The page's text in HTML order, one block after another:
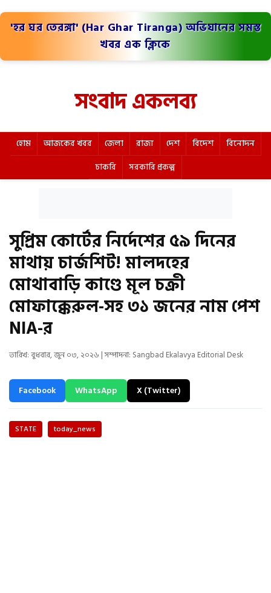
'হর ঘর তেরঙ্গা' (Har Ghar Tiranga) অভিযানের সমস্ত
খবর এক ক্লিকে
সংবাদ একলব্য
হোম আজকের খবর জেলা রাজ্য দেশ বিদেশ
বিনোদন
চাকরি
সরকারি প্রকল্প
সুপ্রিম কোর্টের নির্দেশের ৫৯ দিনের
মাথায় চার্জশিট! মালদহের
মোথাবাড়ি কাণ্ডে মূল চক্রী
মোফাক্কেরুল-সহ ৩১ জনের নাম পেশ
NIA-র
তারিখ: বুধবার, জুন ০৩, ২০২৬ | সম্পাদনা: Sangbad Ekalavya Editorial Desk
Facebook WhatsApp X (Twitter)
STATE today_news